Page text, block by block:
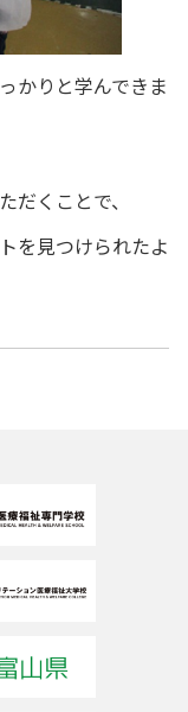
かりと学んできま
だくことで、
を見つけられたよ